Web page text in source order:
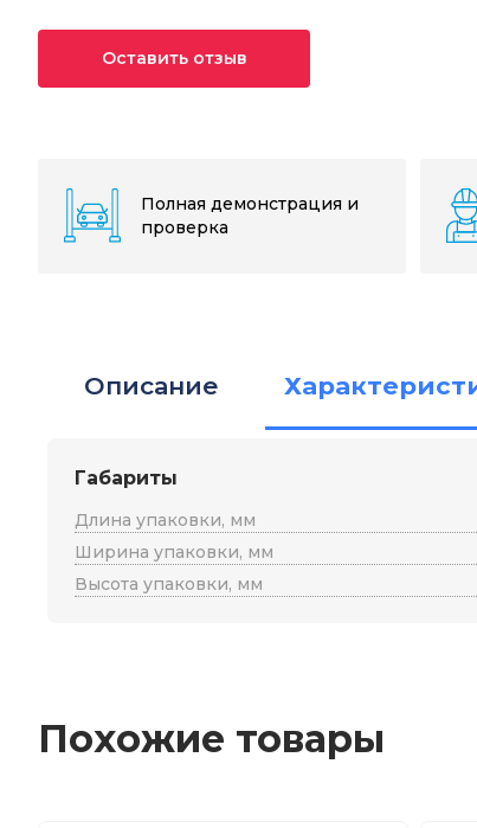
Оставить отзыв
Полная демонстрация и
проверка
Описание
Габариты
Длина упаковки, мм
Ширина упаковки, мм
Высота упаковки, мм
Похожие товары